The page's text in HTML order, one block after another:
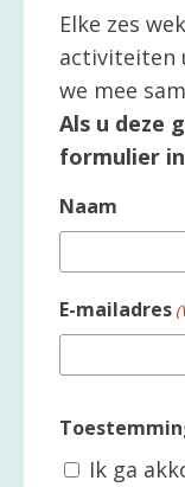
Elke zes
activiteiten
we mee
Als u deze
formulier
Naam
E-mailadres
Ik ga